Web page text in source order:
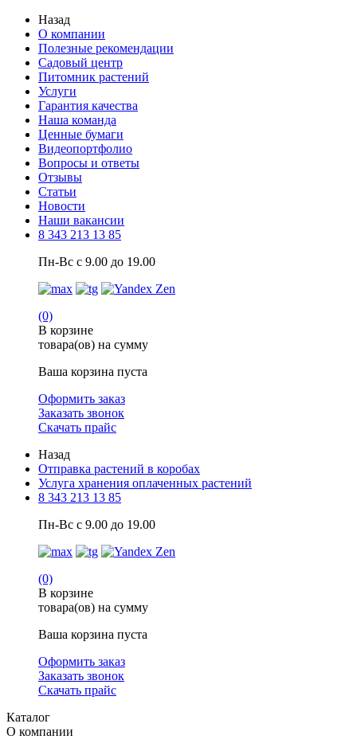
Назад
О компании
Полезные рекомендации
Садовый центр
Питомник растений
Услуги
Гарантия качества
Наша команда
Ценные бумаги
Видеопортфолио
Вопросы и ответы
Отзывы
Статьи
Новости
Наши вакансии
8 343 213 13 85
Пн-Вс с 9.00 до 19.00
(0)
В корзине
товара(ов) на сумму
Ваша корзина пуста
Оформить заказ
Заказать звонок
Скачать прайс
Назад
Отправка растений в коробах
Услуга хранения оплаченных растений
8 343 213 13 85
Пн-Вс с 9.00 до 19.00
(0)
В корзине
товара(ов) на сумму
Ваша корзина пуста
Оформить заказ
Заказать звонок
Скачать прайс
Каталог
О компании